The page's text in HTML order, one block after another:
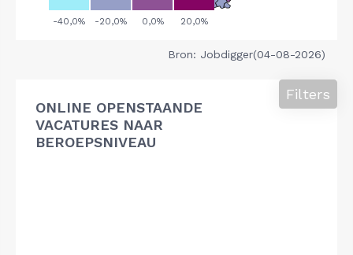
Bron: Jobdigger(04-08-2026)
ONLINE OPENSTAANDE
VACATURES NAAR
BEROEPSNIVEAU
Filters